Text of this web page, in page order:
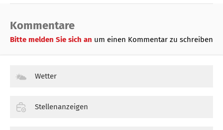
Kommentare
Bitte melden Sie sich an um einen Kommentar zu schreiben
Wetter
Stellenanzeigen